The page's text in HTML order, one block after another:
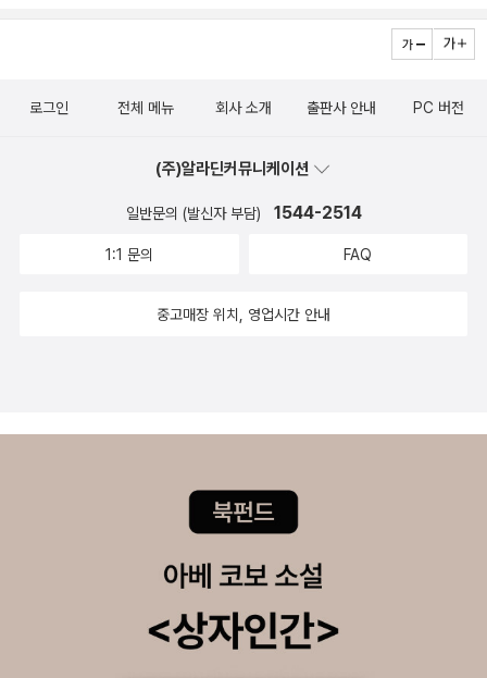
표면의 요동과 같은 상태에 있다. 여기에 ‘우연’의 요소가 가미되어 방
이다. 시작이 있다면 모든 존재에 최후가 있다고 생각하는 것은 자연
를 ‘라그나로크(Ragnarok)’, 곧 ‘신들의 황혼’이라고 불렀다고 한다.
했던 것일까. 이 ‘라그나로크’라는 표현은 나치 독일이 가져와 사용하
기도 했다. 히틀러가 자신들의 마지막을 지칭할 때 썼던 표현이기 때
즈(Big Freeze), 빅크런치(Big Crunch), 빅립(Big Rip) 세 가지로
멈추고 얼어붙듯 멈추게 되거나(빅프리즈), 다시 수축하여 하나의 점
듯 종말을 맞이할 것(빅립)이라고 보는 것이다. 이 모든 가능성들은
현재 우주에 존재한다고 알려진 암흑 물질(우주의 총 에너지 중 26%
차지)과 암흑 에너지(우주의 총 에너지 중 68% 차지)에 대한 이해의
정도에 달려 있다고 한다. 우리가 여태껏 살아오고 관측하며 이해한
일반 물질의 질량에너지는 우주에 존재하는 전체 양의 5%에 불과할
동방정식이다. 최소 작용 원리에 의해 도출된 라그랑지언 방정식은
시간의 영향을 받지 않는다. 만약, 라그랑지언 방정식에서 시간의 영
한 논의를 이어갈 수 있다. 최소 작용의 원리는 각각의 순간에서 바로
리의 정석 : 고전역학 편> 中 공간과 시간 속에 주어진 임의의 두 점
에 대해 이 둘을 잇는 많은 궤적이 존재한다. 하지만 오직 하나만이 입
의 풀이를 찾을 때까지 두 점을 잇는 모든 궤적을 조사하는 것이다. 그
수 있다.(p201)... 한 가지 주목할 만한 점이 있다. 퍼텐셜 에너지가
원점으로부터의 거리의 함수가 아니라면 라그랑지안은 무한소 회전
간 이동 대칭성, 또는 그의 부재가 어떻게 역학의 라그랑지안 공식에
반영되어 있을까? 답은 간단하다. 그런 대칭성이 있는 경우들에는 라
그랑지안이 명시적으로 시간에 의존하지 않는다. 라그랑지안의 값은
서 조식을 먹는데, 냅킨에다가 음식을 담기 시작한다. 빵, 과일... 그것
도 모자라, 일회용 포크, 스트로... 요구르트. 이런 걸 냅킨 몇 장으로
와서 얌전히 넣어 가방에 투입 후 나오면 어디 덧나나. 그러고는 점심
먹겠다고 그러자니 무시하는 것 같고 먹자니 나까지 수준이 떨어지는
것 같고. 다른 사람 얘길 들으니, 비행기에서 나오는 커피잔과 일회용
왜 부끄러움은 늘 제 몫인 건가요. 이런 심정이 되지 않을 수 없다. 업
이 치솟아서... 여기까지. 다시 혈압이 상승되면서 눈이 튀어나올 것
도 한달살기 같은 거 하면서 책이나 맘껏 읽었으면... 아. 여기까
지. .... 드라마 제목으로 봤던 것 같은데, 이 책이 4권짜리였구나. 근
데 0~3? 이것은 어찌 된 것인지? .. 지방 소도시의 작은 병원을 배경
사라는 것이 더욱 흥미를 더하고 말이다. 지방의 작은 병원을 배경으
로그인 전체 메뉴 회사 소개 출판사 안내 PC 버전
(주)알라딘커뮤니케이션
일반문의 (발신자 부담) 1544-2514
1:1 문의 FAQ
중고매장 위치, 영업시간 안내